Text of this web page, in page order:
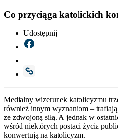
Co przyciąga katolickich
Udostępnij
Medial­ny wize­ru­nek kato­li­cy­zmu
rów­nież innym wyzna­niom –
ze zdwo­jo­ną siłą. A jed­nak w
wśród nie­któ­rych posta­ci życia
kon­wer­tu­ją na kato­li­cyzm.